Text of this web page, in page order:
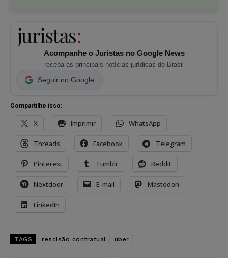
Acompanhe o Juristas no Google News
receba as principais notícias jurídicas do Brasil
Seguir no Google
Compartilhe isso:
X Imprimir WhatsApp
Threads Facebook Telegram
Pinterest Tumblr Reddit
Nextdoor E-mail Mastodon
LinkedIn
TAGS rescisão contratual uber